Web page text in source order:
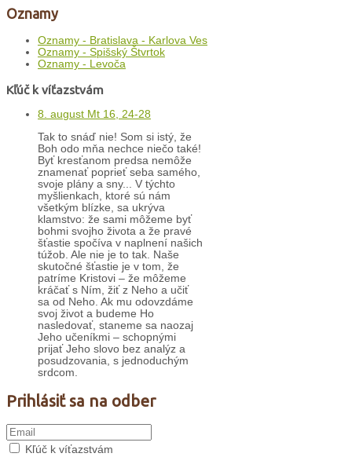
Oznamy
Oznamy - Bratislava - Karlova Ves
Oznamy - Spišský Štvrtok
Oznamy - Levoča
Kľúč k víťazstvám
8. august Mt 16, 24-28
Tak to snáď nie! Som si istý, že
Boh odo mňa nechce niečo také!
Byť kresťanom predsa nemôže
znamenať poprieť seba samého,
svoje plány a sny... V týchto
myšlienkach, ktoré sú nám
všetkým blízke, sa ukrýva
klamstvo: že sami môžeme byť
bohmi svojho života a že pravé
šťastie spočíva v naplnení našich
túžob. Ale nie je to tak. Naše
skutočné šťastie je v tom, že
patríme Kristovi – že môžeme
kráčať s Ním, žiť z Neho a učiť
sa od Neho. Ak mu odovzdáme
svoj život a budeme Ho
nasledovať, staneme sa naozaj
Jeho učeníkmi – schopnými
prijať Jeho slovo bez analýz a
posudzovania, s jednoduchým
srdcom.
Prihlásiť sa na odber
Kľúč k víťazstvám